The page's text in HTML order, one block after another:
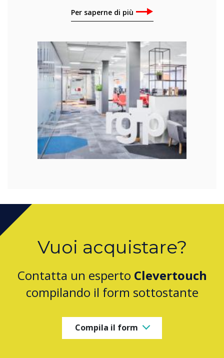
Per saperne di più
Vuoi acquistare?
Contatta un esperto Clevertouch
compilando il form sottostante
Compila il form